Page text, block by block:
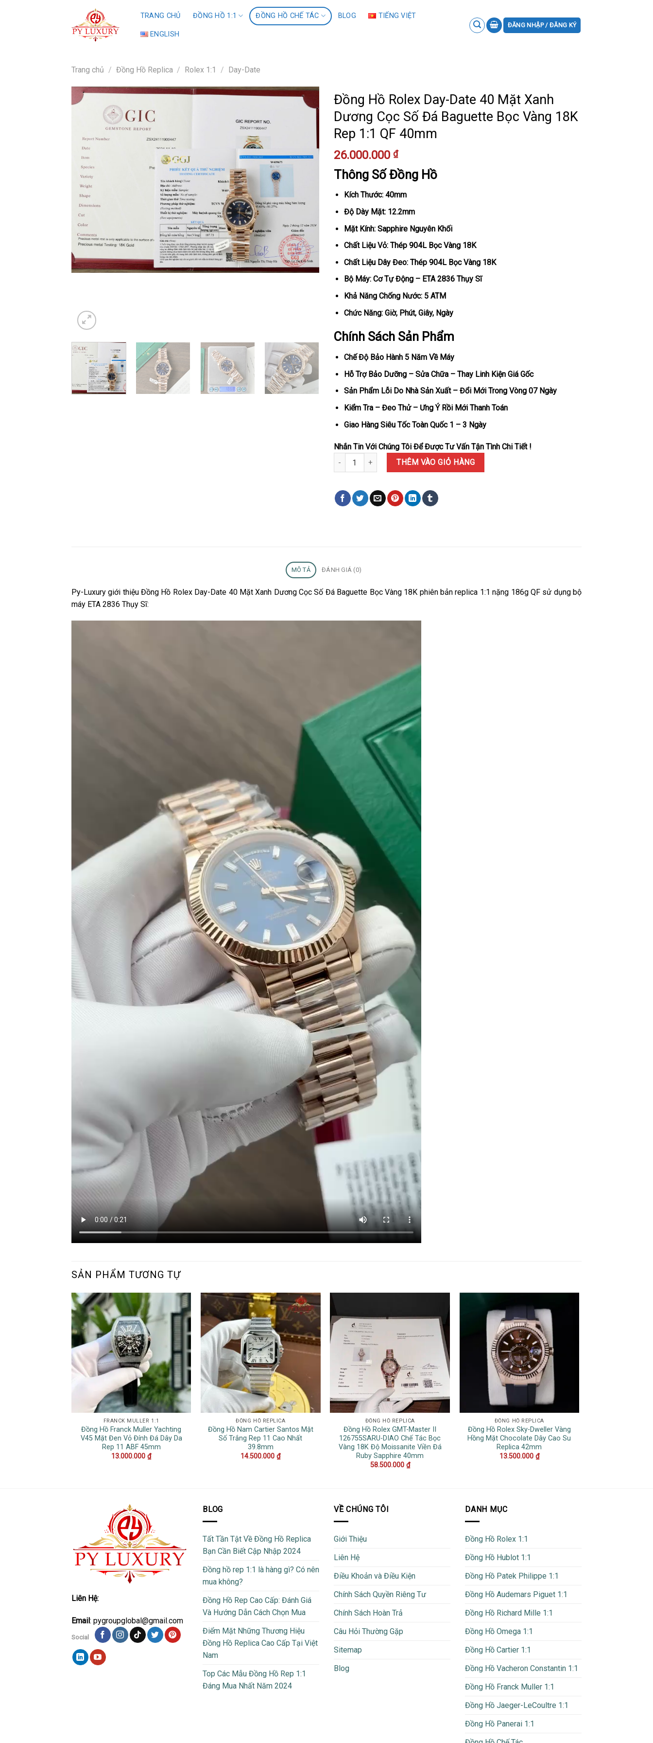
TRANG CHỦ ĐỒNG HỒ 1:1 ĐỒNG HỒ CHẾ TÁC BLOG TIẾNG VIỆT
ENGLISH
ĐĂNG NHẬP / ĐĂNG KÝ
Trang chủ / Đồng Hồ Replica / Rolex 1:1 / Day-Date
Đồng Hồ Rolex Day-Date 40 Mặt Xanh
Dương Cọc Số Đá Baguette Bọc Vàng 18K
Rep 1:1 QF 40mm
26.000.000 ₫
Thông Số Đồng Hồ
Kích Thước: 40mm
Độ Dày Mặt: 12.2mm
Mặt Kính: Sapphire Nguyên Khối
Chất Liệu Vỏ: Thép 904L Bọc Vàng 18K
Chất Liệu Dây Đeo: Thép 904L Bọc Vàng 18K
Bộ Máy: Cơ Tự Động – ETA 2836 Thụy Sĩ
Khả Năng Chống Nước: 5 ATM
Chức Năng: Giờ, Phút, Giây, Ngày
Chính Sách Sản Phẩm
Chế Độ Bảo Hành 5 Năm Về Máy
Hỗ Trợ Bảo Dưỡng – Sửa Chữa – Thay Linh Kiện Giá Gốc
Sản Phẩm Lỗi Do Nhà Sản Xuất – Đổi Mới Trong Vòng 07 Ngày
Kiểm Tra – Đeo Thử – Ưng Ý Rồi Mới Thanh Toán
Giao Hàng Siêu Tốc Toàn Quốc 1 – 3 Ngày
Nhắn Tin Với Chúng Tôi Để Được Tư Vấn Tận Tình Chi Tiết !
Đồng Hồ Rolex Day-Date 40 Mặt Xanh Dương Cọc Số Đá Baguette Bọc Vàng 18K Rep 1:1 QF 40mm
THÊM VÀO GIỎ HÀNG
MÔ TẢ ĐÁNH GIÁ (0)
Py-Luxury giới thiệu Đồng Hồ Rolex Day-Date 40 Mặt Xanh Dương Cọc Số Đá Baguette Bọc Vàng 18K phiên bản replica 1:1 nặng 186g QF sử dụng bộ
máy ETA 2836 Thụy Sĩ:
SẢN PHẨM TƯƠNG TỰ
FRANCK MULLER 1:1
Đồng Hồ Franck Muller Yachting
V45 Mặt Đen Vỏ Đính Đá Dây Da
Rep 11 ABF 45mm
13.000.000₫
ĐỒNG HỒ REPLICA
Đồng Hồ Nam Cartier Santos Mặt
Số Trắng Rep 11 Cao Nhất
39.8mm
14.500.000₫
ĐỒNG HỒ REPLICA
Đồng Hồ Rolex GMT-Master II
126755SARU-DIAO Chế Tác Bọc
Vàng 18K Độ Moissanite Viền Đá
Ruby Sapphire 40mm
58.500.000 ₫
ĐỒNG HỒ REPLICA
Đồng Hồ Rolex Sky-Dweller Vàng
Hồng Mặt Chocolate Dây Cao Su
Replica 42mm
13.500.000 ₫
Liên Hệ:
Email: pygroupglobal@gmail.com
Social
BLOG
Tất Tần Tật Về Đồng Hồ Replica
Bạn Cần Biết Cập Nhập 2024
Đồng hồ rep 1:1 là hàng gì? Có nên
mua không?
Đồng Hồ Rep Cao Cấp: Đánh Giá
Và Hướng Dẫn Cách Chọn Mua
Điểm Mặt Những Thương Hiệu
Đồng Hồ Replica Cao Cấp Tại Việt
Nam
Top Các Mẫu Đồng Hồ Rep 1:1
Đáng Mua Nhất Năm 2024
VỀ CHÚNG TÔI
Giới Thiệu
Liên Hệ
Điều Khoản và Điều Kiện
Chính Sách Quyền Riêng Tư
Chính Sách Hoàn Trả
Câu Hỏi Thường Gặp
Sitemap
Blog
DANH MỤC
Đồng Hồ Rolex 1:1
Đồng Hồ Hublot 1:1
Đồng Hồ Patek Philippe 1:1
Đồng Hồ Audemars Piguet 1:1
Đồng Hồ Richard Mille 1:1
Đồng Hồ Omega 1:1
Đồng Hồ Cartier 1:1
Đồng Hồ Vacheron Constantin 1:1
Đồng Hồ Franck Muller 1:1
Đồng Hồ Jaeger-LeCoultre 1:1
Đồng Hồ Panerai 1:1